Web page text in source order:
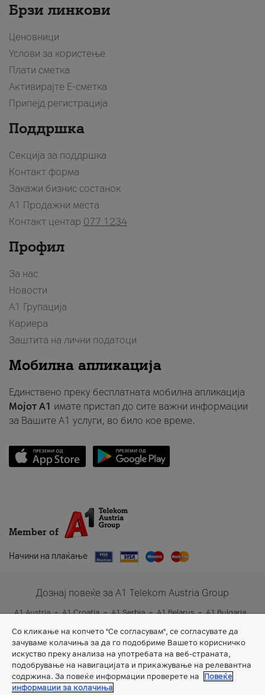
Брзи линкови
Ценовници
Услови за користење
Плати сметка
Активирајте Е-сметка
Припејд регистрација
Поддршка
Секција за поддршка
Контакт форма
Закажи бизнис состанок
A1 Продажни места
Контакт центар 077 1234
Профил
За нас
Новости
А1 Групација
Кариера
Заштита на лични податоци
Мобилна апликација
Единствено преку бесплатната мобилна апликација
Мојот A1 имате пристап до сите важни информации
за Вашите A1 услуги, во било кое време.
Member of
Начини на плаќање
Дознај повеќе за A1 Telekom Austria Group
A1 Austria A1 Croatia A1 Serbia A1 Belarus
A1 Bulgaria
A1 Slovenia
A1 Digital
Со кликање на копчето "Се согласувам", се согласувате да
зачуваме колачиња за да го подобриме Вашето корисничко
искуство преку анализа на употребата на веб-страната,
подобрување на навигацијата и прикажување на релевантна
содржина. За повеќе информации проверете на
Повеќе
информации за колачиња